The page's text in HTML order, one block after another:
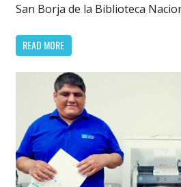
San Borja de la Biblioteca
READ MORE